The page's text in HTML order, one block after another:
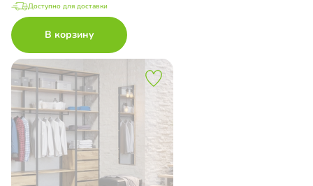
Доступно для доставки
В корзину